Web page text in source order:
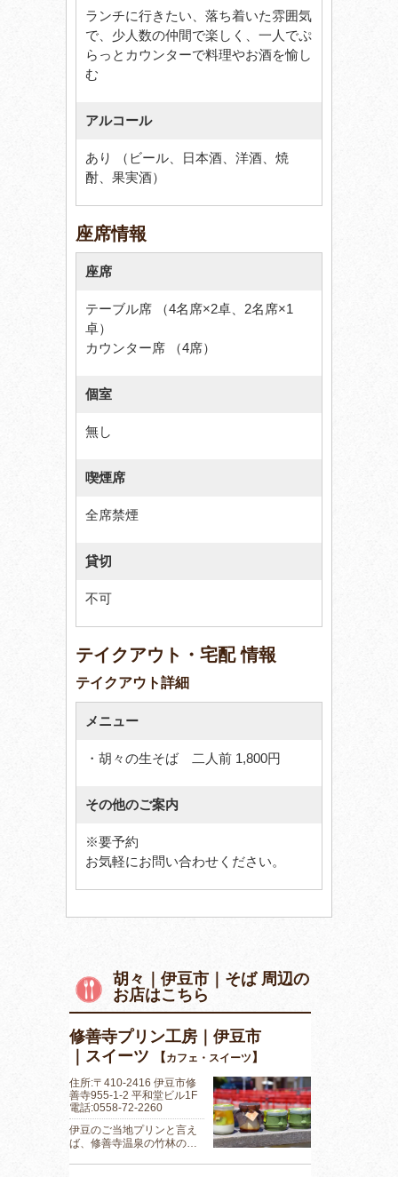
ランチに行きたい、落ち着いた雰囲気
で、少人数の仲間で楽しく、一人でぷ
らっとカウンターで料理やお酒を愉し
む
アルコール
あり （ビール、日本酒、洋酒、焼
酎、果実酒）
座席情報
座席
テーブル席 （4名席×2卓、2名席×1
卓）
カウンター席 （4席）
個室
無し
喫煙席
全席禁煙
貸切
不可
テイクアウト・宅配 情報
テイクアウト詳細
メニュー
・胡々の生そば 二人前 1,800円
その他のご案内
※要予約
お気軽にお問い合わせください。
胡々｜伊豆市｜そば 周辺の
お店はこちら
修善寺プリン工房｜伊豆市
｜スイーツ
【カフェ・スイーツ 】
住所:〒410-2416 伊豆市修
善寺955-1-2 平和堂ビル1F
電話:0558-72-2260
伊豆のご当地プリンと言え
ば、修善寺温泉の竹林の…